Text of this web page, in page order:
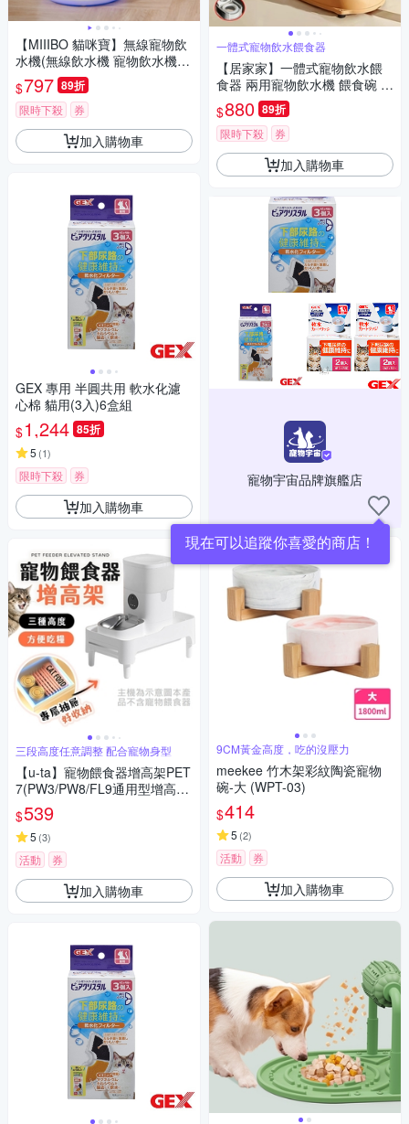
【MIIIBO 貓咪寶】無線寵物飲
水機(無線飲水機 寵物飲水機
飲水機 喝水器 飲水機濾芯 濾
心)
$797 89折
限時下殺 券
加入購物車
GEX 專用 半圓共用 軟水化濾
心棉 貓用(3入)6盒組
$1,244 85折
5 (1)
限時下殺 券
加入購物車
三段高度任意調整 配合寵物身型
【u-ta】寵物餵食器增高架PET
7(PW3/PW8/FL9通用型增高
架)
$539
5 (3)
活動 券
加入購物車
一體式寵物飲水餵食器
【居家家】一體式寵物飲水餵
食器 兩用寵物飲水機 餵食碗 立
式水壺 可拆分狗狗喝水器 貓咪
飲水器
$880 89折
限時下殺 券
加入購物車
寵物宇宙品牌旗艦店
現在可以追蹤你喜愛的商店！
9CM黃金高度，吃的沒壓力
meekee 竹木架彩紋陶瓷寵物
碗-大 (WPT-03)
$414
5 (2)
活動 券
加入購物車